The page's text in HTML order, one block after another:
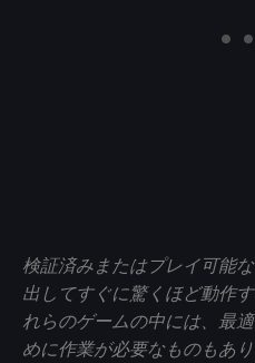
検証済みまたはプレイ可能
出してすぐに驚くほど動作
れらのゲームの中には、最
めに作業が必要なものもあ